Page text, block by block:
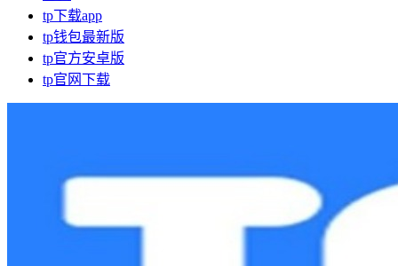
tp下载app
tp钱包最新版
tp官方安卓版
tp官网下载